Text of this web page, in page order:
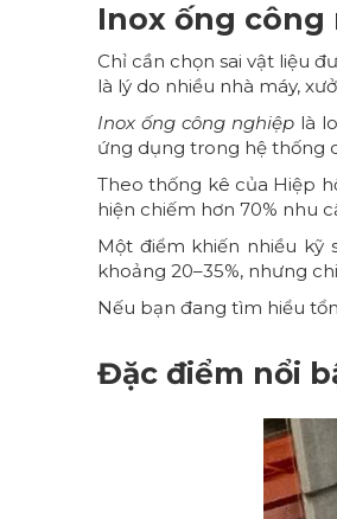
Inox ống công
Chỉ cần chọn sai vật liệu
là lý do nhiều nhà máy,
Inox ống công nghiệp là
ứng dụng trong hệ thống
Theo thống kê của Hiệp
hiện chiếm hơn 70% nhu
Một điểm khiến nhiều kỹ
khoảng 20–35%, nhưng
Nếu bạn đang tìm hiểu
Đặc điểm nổi